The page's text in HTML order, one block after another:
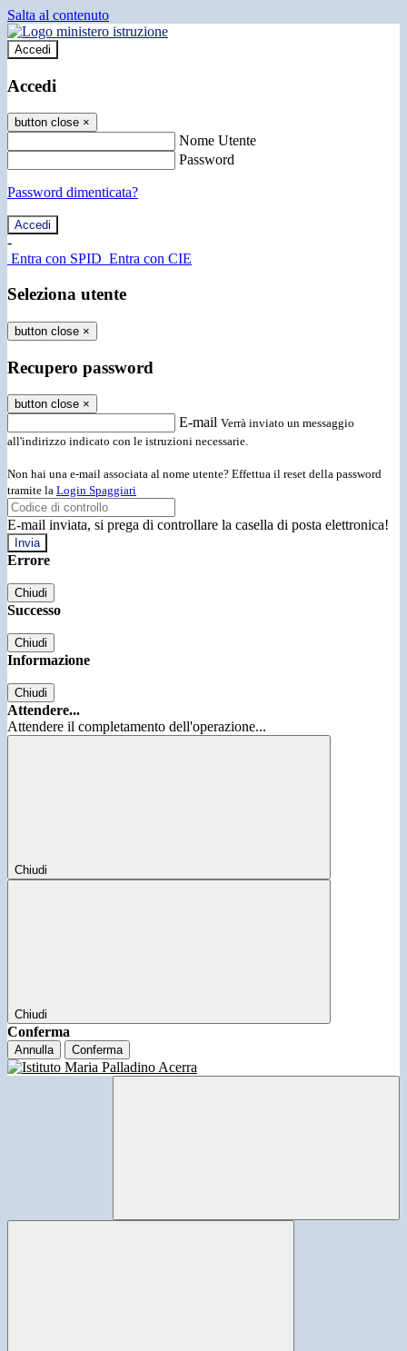
Salta al contenuto
Accedi
Accedi
button close ×
Nome Utente
Password
Password dimenticata?
-
Entra con SPID Entra con CIE
Seleziona utente
button close ×
Recupero password
button close ×
E-mail Verrà inviato un messaggio
all'indirizzo indicato con le istruzioni necessarie.
Non hai una e-mail associata al nome utente? Effettua il reset della password
tramite la Login Spaggiari
E-mail inviata, si prega di controllare la casella di posta elettronica!
Errore
Chiudi
Successo
Chiudi
Informazione
Chiudi
Attendere...
Attendere il completamento dell'operazione...
Chiudi
Chiudi
Conferma
Annulla Conferma